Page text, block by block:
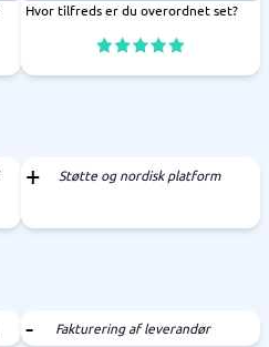
Hvor tilfreds er du overordnet set?
Støtte og nordisk platform
Fakturering af leverandør